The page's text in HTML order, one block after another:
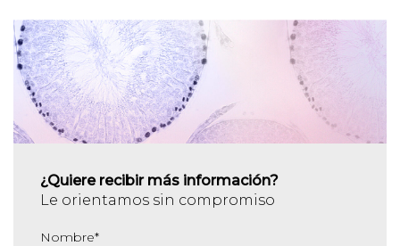
¿Quiere recibir más información?
Le orientamos sin compromiso
Nombre*